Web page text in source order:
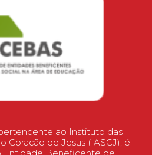
ao Instituto das
Coração de Jesus (IASCJ), é